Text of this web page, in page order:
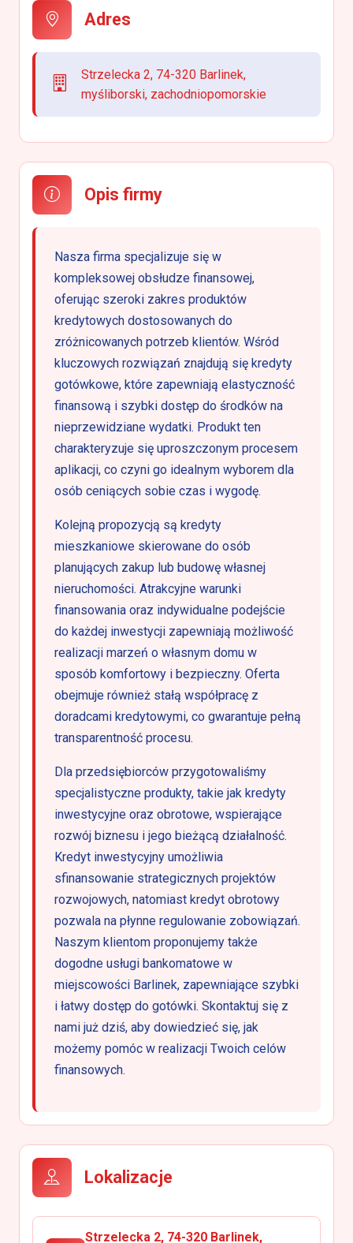
Adres
Strzelecka 2, 74-320 Barlinek,
myśliborski, zachodniopomorskie
Opis firmy
Nasza firma specjalizuje się w
kompleksowej obsłudze finansowej,
oferując szeroki zakres produktów
kredytowych dostosowanych do
zróżnicowanych potrzeb klientów. Wśród
kluczowych rozwiązań znajdują się kredyty
gotówkowe, które zapewniają elastyczność
finansową i szybki dostęp do środków na
nieprzewidziane wydatki. Produkt ten
charakteryzuje się uproszczonym procesem
aplikacji, co czyni go idealnym wyborem dla
osób ceniących sobie czas i wygodę.
Kolejną propozycją są kredyty
mieszkaniowe skierowane do osób
planujących zakup lub budowę własnej
nieruchomości. Atrakcyjne warunki
finansowania oraz indywidualne podejście
do każdej inwestycji zapewniają możliwość
realizacji marzeń o własnym domu w
sposób komfortowy i bezpieczny. Oferta
obejmuje również stałą współpracę z
doradcami kredytowymi, co gwarantuje pełną
transparentność procesu.
Dla przedsiębiorców przygotowaliśmy
specjalistyczne produkty, takie jak kredyty
inwestycyjne oraz obrotowe, wspierające
rozwój biznesu i jego bieżącą działalność.
Kredyt inwestycyjny umożliwia
sfinansowanie strategicznych projektów
rozwojowych, natomiast kredyt obrotowy
pozwala na płynne regulowanie zobowiązań.
Naszym klientom proponujemy także
dogodne usługi bankomatowe w
miejscowości Barlinek, zapewniające szybki
i łatwy dostęp do gotówki. Skontaktuj się z
nami już dziś, aby dowiedzieć się, jak
możemy pomóc w realizacji Twoich celów
finansowych.
Lokalizacje
Strzelecka 2, 74-320 Barlinek,